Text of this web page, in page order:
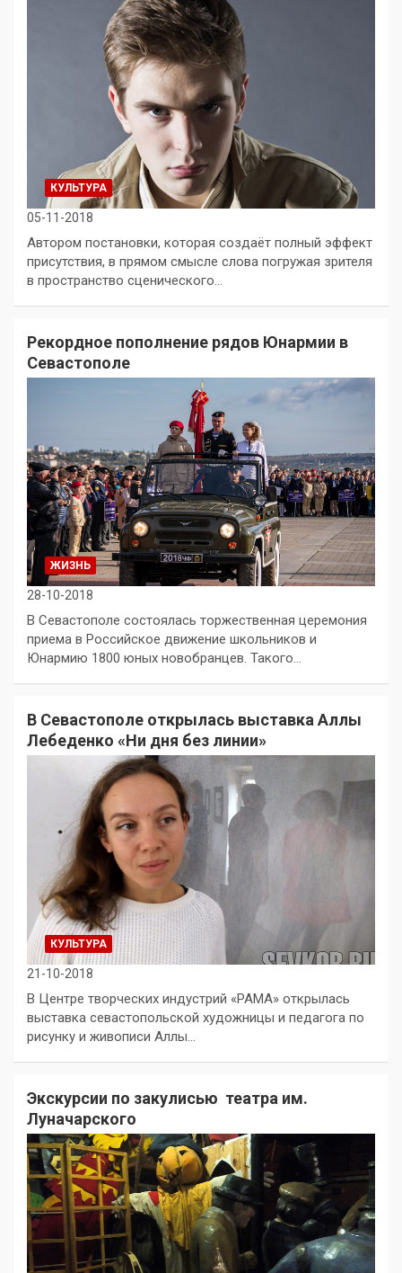
КУЛЬТУРА
05-11-2018
Автором постановки, которая создаёт полный эффект
присутствия, в прямом смысле слова погружая зрителя
в пространство сценического…
Рекордное пополнение рядов Юнармии в
Севастополе
ЖИЗНЬ
28-10-2018
В Севастополе состоялась торжественная церемония
приема в Российское движение школьников и
Юнармию 1800 юных новобранцев. Такого…
В Севастополе открылась выставка Аллы
Лебеденко «Ни дня без линии»
КУЛЬТУРА
21-10-2018
В Центре творческих индустрий «РАМА» открылась
выставка севастопольской художницы и педагога по
рисунку и живописи Аллы…
Экскурсии по закулисью театра им.
Луначарского